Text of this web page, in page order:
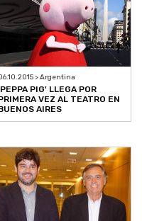
> Argentina
PIG' LLEGA POR
VEZ AL TEATRO EN
AIRES